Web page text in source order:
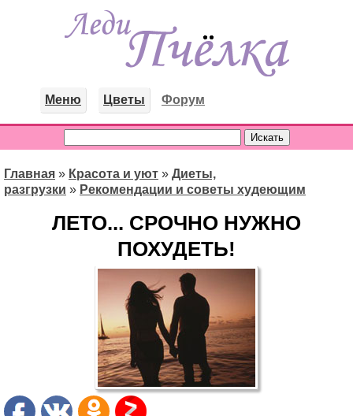
Меню Цветы Форум
Главная » Красота и уют » Диеты,
разгрузки » Рекомендации и советы худеющим
ЛЕТО... СРОЧНО НУЖНО
ПОХУДЕТЬ!